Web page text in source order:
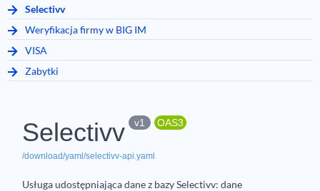
Selectivv
Weryfikacja firmy w BIG IM
VISA
Zabytki
Selectivv v1 OAS3
/download/yaml/selectivv-api.yaml
Usługa udostępniająca dane z bazy Selectivv: dane